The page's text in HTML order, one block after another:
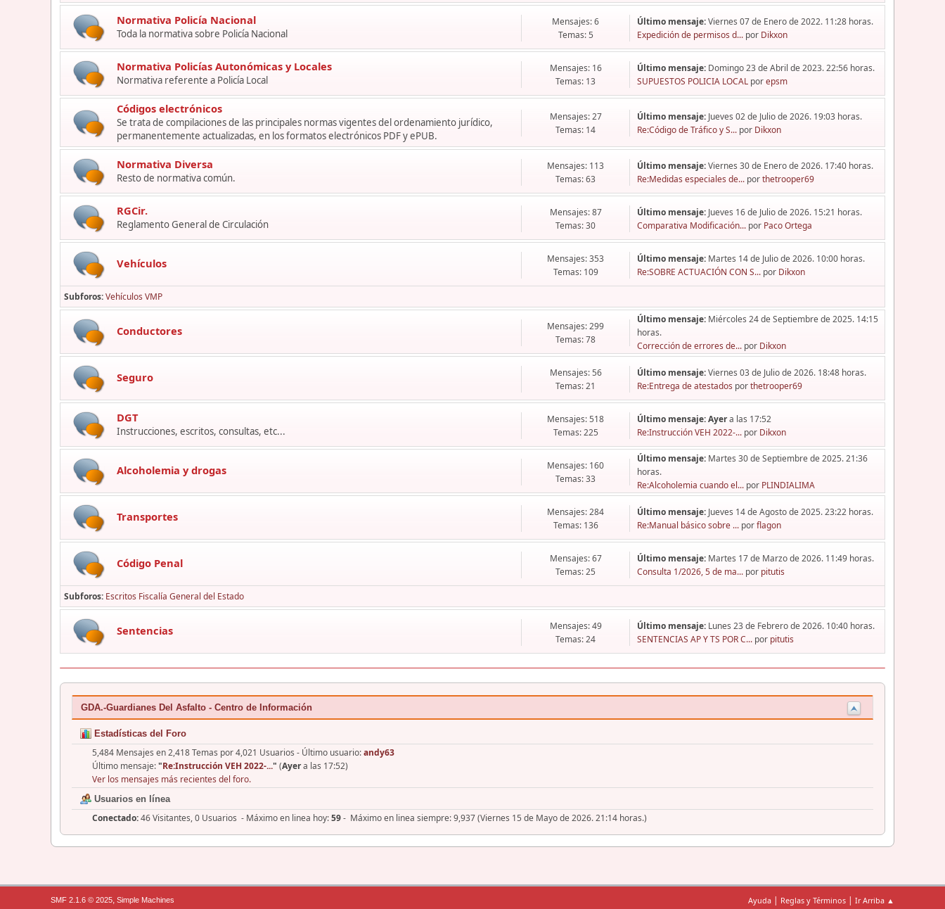
Normativa Policía Nacional
Toda la normativa sobre Policía Nacional
Mensajes: 6
Temas: 5
Último mensaje:Viernes 07 de Enero de 2022. 11:28 horas.
Expedición de permisos d... por Dikxon
Normativa Policías Autonómicas y Locales
Normativa referente a Policía Local
Mensajes: 16
Temas: 13
Último mensaje: Domingo 23 de Abril de 2023. 22:56 horas.
SUPUESTOS POLICIA LOCAL porepsm
Códigos electrónicos
Se trata de compilaciones de las principales normas vigentes del ordenamiento jurídico,
permanentemente actualizadas, en los formatos electrónicos PDF y ePUB.
Mensajes: 27
Temas: 14
Último mensaje: Jueves 02 de Julio de 2026. 19:03 horas.
Re:Código de Tráfico y S... por Dikxon
Normativa Diversa
Resto de normativa común.
Mensajes: 113
Temas: 63
Último mensaje:Viernes 30 de Enero de 2026. 17:40 horas.
Re:Medidas especiales de... porthetrooper69
RGCir.
Reglamento General de Circulación
Mensajes: 87
Temas: 30
Último mensaje: Jueves 16 de Julio de 2026. 15:21 horas.
Comparativa Modificación... por Paco Ortega
Vehículos
Mensajes: 353
Temas: 109
Último mensaje: Martes 14 de Julio de 2026. 10:00 horas.
Re:SOBRE ACTUACIÓN CON S... por Dikxon
Subforos Vehículos VMP
Conductores
Mensajes: 299
Temas: 78
Último mensaje: Miércoles 24 de Septiembre de 2025. 14:15
horas.
Corrección de errores de... por Dikxon
Seguro
Mensajes: 56
Temas: 21
Último mensaje:Viernes 03 de Julio de 2026. 18:48 horas.
Re:Entrega de atestados porthetrooper69
DGT
Instrucciones, escritos, consultas, etc...
Mensajes: 518
Temas: 225
Último mensaje:Ayera las 17:52
Re:Instrucción VEH 2022-... por Dikxon
Alcoholemia y drogas
Mensajes: 160
Temas: 33
Último mensaje: Martes 30 de Septiembre de 2025. 21:36
horas.
Re:Alcoholemia cuando el... por PLINDIALIMA
Transportes
Mensajes: 284
Temas: 136
Último mensaje: Jueves 14 de Agosto de 2025. 23:22 horas.
Re:Manual básico sobre ... porflagon
Código Penal
Mensajes: 67
Temas: 25
Último mensaje: Martes 17 de Marzo de 2026. 11:49 horas.
Consulta 1/2026, 5 de ma... por pitutis
Subforos Escritos Fiscalía General del Estado
Sentencias
Mensajes: 49
Temas: 24
Último mensaje: Lunes 23 de Febrero de 2026. 10:40 horas.
SENTENCIAS AP Y TS POR C... por pitutis
GDA.-Guardianes Del Asfalto - Centro de Información
Estadísticas del Foro
5,484 Mensajes en 2,418 Temas por 4,021 Usuarios - Último usuario:andy63
Último mensaje:"Re:Instrucción VEH 2022-..." (Ayera las 17:52)
Ver los mensajes más recientes del foro.
Usuarios en línea
Conectado:46 Visitantes, 0 Usuarios - Máximo en linea hoy:59- Máximo en linea siempre: 9,937 (Viernes 15 de Mayo de 2026. 21:14 horas.)
Ayuda | Reglas y Términos | Ir Arriba ▲
SMF 2.1.6 © 2025, Simple Machines